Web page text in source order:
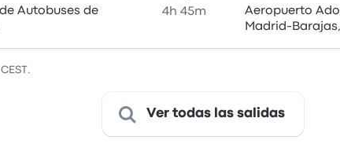
Autobuses de
4h 45m
Aeropuerto
Madrid-
Ver todas las salidas